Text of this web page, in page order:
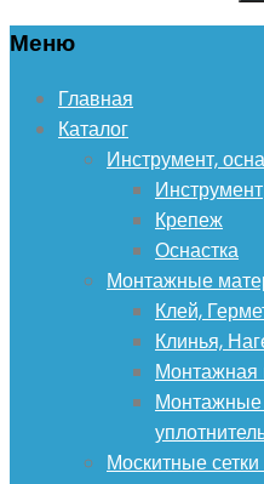
Меню
Skip
content
Главная
Каталог
Инструмент,
Инструмент
Крепеж
Оснастка
Монтажные
Клей,
Клинья,
Москитные